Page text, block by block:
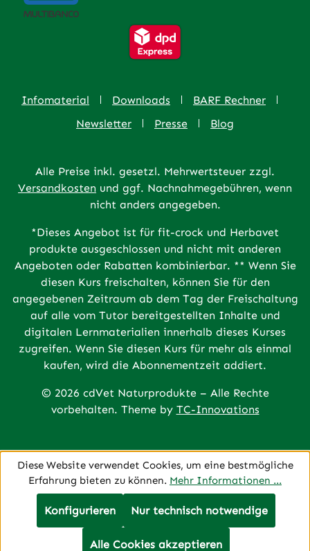
Infomaterial Downloads
BARF Rechner
Newsletter
Presse Blog
Alle Preise inkl. gesetzl. Mehrwertsteuer zzgl.
Versandkosten und ggf. Nachnahmegebühren, wenn
nicht anders angegeben.
*Dieses Angebot ist für fit-crock und Herbavet
produkte ausgeschlossen und nicht mit anderen
Angeboten oder Rabatten kombinierbar. ** Wenn Sie
diesen Kurs freischalten, können Sie für den
angegebenen Zeitraum ab dem Tag der Freischaltung
auf alle vom Tutor bereitgestellten Inhalte und
digitalen Lernmaterialien innerhalb dieses Kurses
zugreifen. Wenn Sie diesen Kurs für mehr als einmal
kaufen, wird die Abonnementzeit addiert.
© 2026 cdVet Naturprodukte – Alle Rechte
vorbehalten. Theme by TC-Innovations
Diese Website verwendet Cookies, um eine bestmögliche
Erfahrung bieten zu können. Mehr Informationen ...
Nur technisch notwendige
Konfigurieren
Alle Cookies akzeptieren